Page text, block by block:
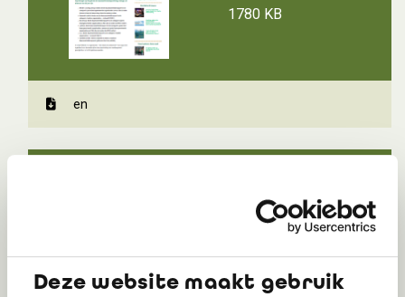
Deze website maakt gebruik
1780 KB
en
release